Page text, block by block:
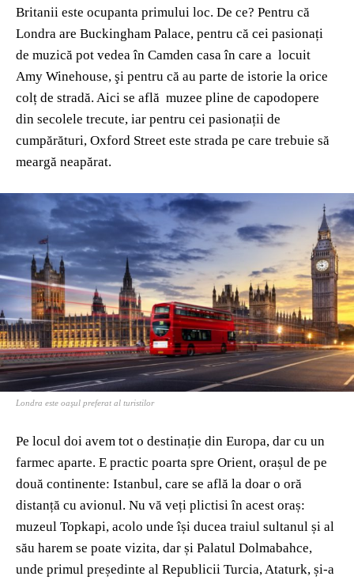
Britanii este ocupanta primului loc. De ce? Pentru că
Londra are Buckingham Palace, pentru că cei pasionați
de muzică pot vedea în Camden casa în care a locuit
Amy Winehouse, şi pentru că au parte de istorie la orice
colț de stradă. Aici se află muzee pline de capodopere
din secolele trecute, iar pentru cei pasionații de
cumpărături, Oxford Street este strada pe care trebuie să
meargă neapărat.
Londra este oaşul preferat al turistilor
Pe locul doi avem tot o destinație din Europa, dar cu un
farmec aparte. E practic poarta spre Orient, orașul de pe
două continente: Istanbul, care se află la doar o oră
distanță cu avionul. Nu vă veți plictisi în acest oraș:
muzeul Topkapi, acolo unde își ducea traiul sultanul și al
său harem se poate vizita, dar și Palatul Dolmabahce,
unde primul președinte al Republicii Turcia, Ataturk, și-a